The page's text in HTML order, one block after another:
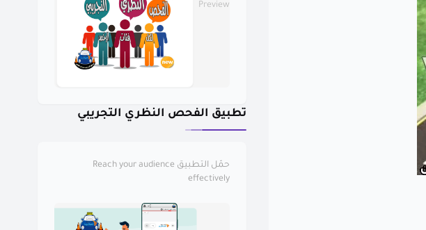
Preview
تطبيق الفحص النظري التجريبي
حمّل التطبيق Reach your audience
effectively